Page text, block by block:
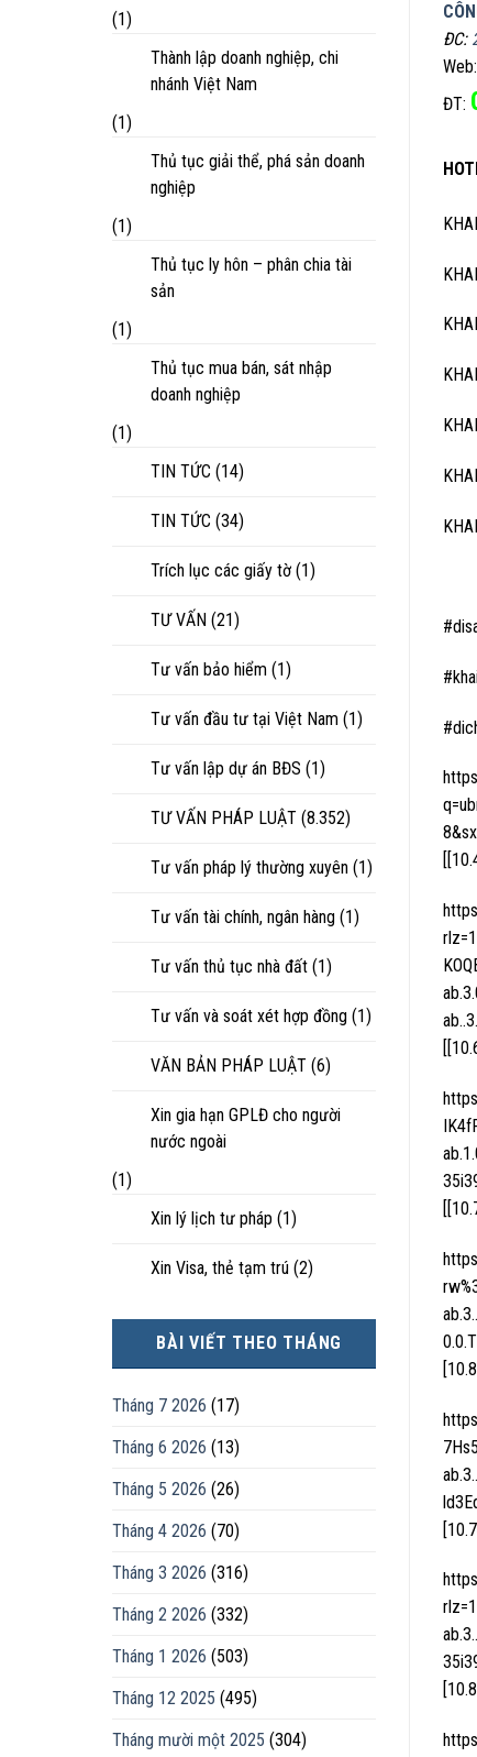
(1)
Thành lập doanh nghiệp, chi
nhánh Việt Nam
(1)
Thủ tục giải thể, phá sản doanh
nghiệp
(1)
Thủ tục ly hôn – phân chia tài
sản
(1)
Thủ tục mua bán, sát nhập
doanh nghiệp
(1)
TIN TỨC (14)
TIN TỨC (34)
Trích lục các giấy tờ (1)
TƯ VẤN (21)
Tư vấn bảo hiểm (1)
Tư vấn đầu tư tại Việt Nam (1)
Tư vấn lập dự án BĐS (1)
TƯ VẤN PHÁP LUẬT (8.352)
Tư vấn pháp lý thường xuyên (1)
Tư vấn tài chính, ngân hàng (1)
Tư vấn thủ tục nhà đất (1)
Tư vấn và soát xét hợp đồng (1)
VĂN BẢN PHÁP LUẬT (6)
Xin gia hạn GPLĐ cho người
nước ngoài
(1)
Xin lý lịch tư pháp (1)
Xin Visa, thẻ tạm trú (2)
BÀI VIẾT THEO THÁNG
Tháng 7 2026 (17)
Tháng 6 2026 (13)
Tháng 5 2026 (26)
Tháng 4 2026 (70)
Tháng 3 2026 (316)
Tháng 2 2026 (332)
Tháng 1 2026 (503)
Tháng 12 2025 (495)
Tháng mười một 2025 (304)
ĐC:
Web:
ĐT: